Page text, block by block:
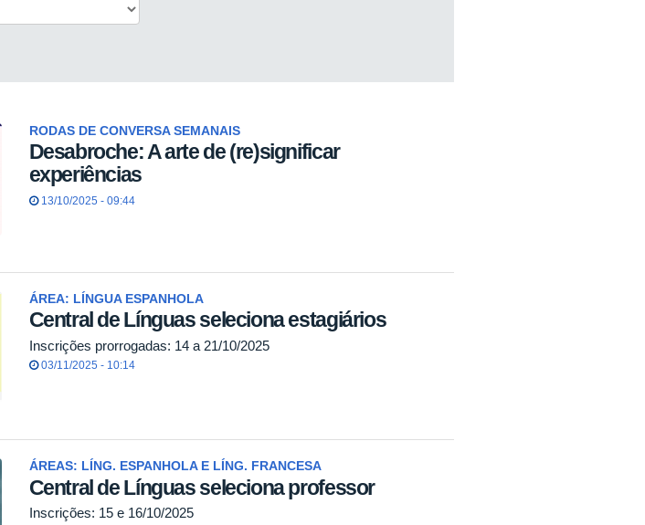
RODAS DE CONVERSA SEMANAIS
Desabroche: A arte de (re)significar
experiências
13/10/2025 - 09:44
ÁREA: LÍNGUA ESPANHOLA
Central de Línguas seleciona estagiários
Inscrições prorrogadas: 14 a 21/10/2025
03/11/2025 - 10:14
ÁREAS: LÍNG. ESPANHOLA E LÍNG. FRANCESA
Central de Línguas seleciona professor
Inscrições: 15 e 16/10/2025